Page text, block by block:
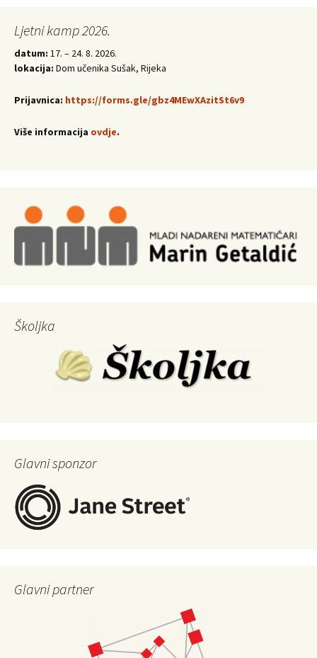
Ljetni kamp 2026.
datum: 17. – 24. 8. 2026.
lokacija: Dom učenika Sušak, Rijeka
Prijavnica: https://forms.gle/gbz4MEwXAzitSt6v9
Više informacija ovdje.
Školjka
Glavni sponzor
Glavni partner